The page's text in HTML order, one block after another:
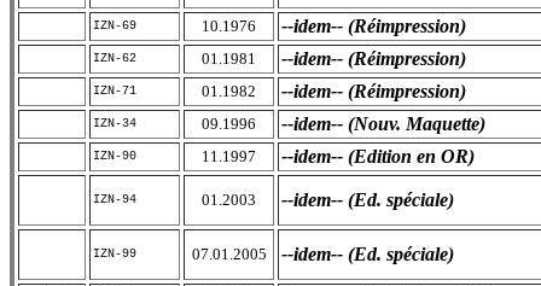
IZN-69 10.1976 --idem-- (Réimpression)
IZN-62 01.1981 --idem-- (Réimpression)
IZN-71 01.1982 --idem-- (Réimpression)
IZN-34 09.1996 --idem-- (Nouv. Maquette)
IZN-90 11.1997 --idem-- (Edition en OR)
IZN-94 01.2003 --idem-- (Ed. spéciale)
IZN-99 07.01.2005 --idem-- (Ed. spéciale)